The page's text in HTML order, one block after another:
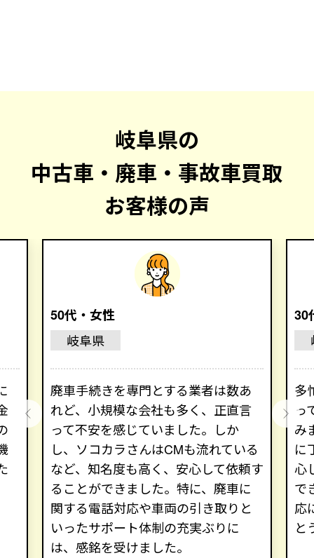
岐阜県の
中古車・廃車・事故車買取
お客様の声
50代・女性
岐阜県
廃車手続きを専門とする業者は数あ
れど、小規模な会社も多く、正直言
って不安を感じていました。しか
し、ソコカラさんはCMも流れている
など、知名度も高く、安心して依頼す
ることができました。特に、廃車に
関する電話対応や車両の引き取りと
いったサポート体制の充実ぶりに
は、感銘を受けました。
30
多
っ
み
に
心
で
応
と